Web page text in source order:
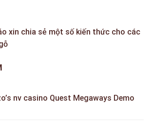
xin chia sẻ một số kiến thức cho các
nv casino Quest Megaways Demo